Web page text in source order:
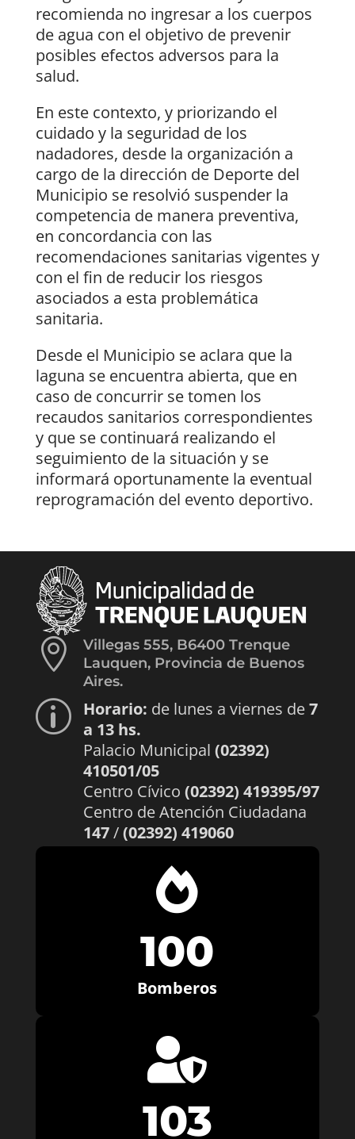
recomienda no ingresar a los cuerpos
de agua con el objetivo de prevenir
posibles efectos adversos para la
salud.
En este contexto, y priorizando el
cuidado y la seguridad de los
nadadores, desde la organización a
cargo de la dirección de Deporte del
Municipio se resolvió suspender la
competencia de manera preventiva,
en concordancia con las
recomendaciones sanitarias vigentes y
con el fin de reducir los riesgos
asociados a esta problemática
sanitaria.
Desde el Municipio se aclara que la
laguna se encuentra abierta, que en
caso de concurrir se tomen los
recaudos sanitarios correspondientes
y que se continuará realizando el
seguimiento de la situación y se
informará oportunamente la eventual
reprogramación del evento deportivo.

Villegas 555, B6400 Trenque
Lauquen, Provincia de Buenos
Aires.
p Horario: de lunes a viernes de7
a 13 hs.
Palacio Municipal (02392)
410501/05
Centro Cívico (02392) 419395/97
Centro de Atención Ciudadana
147/(02392) 419060

100
Bomberos

103